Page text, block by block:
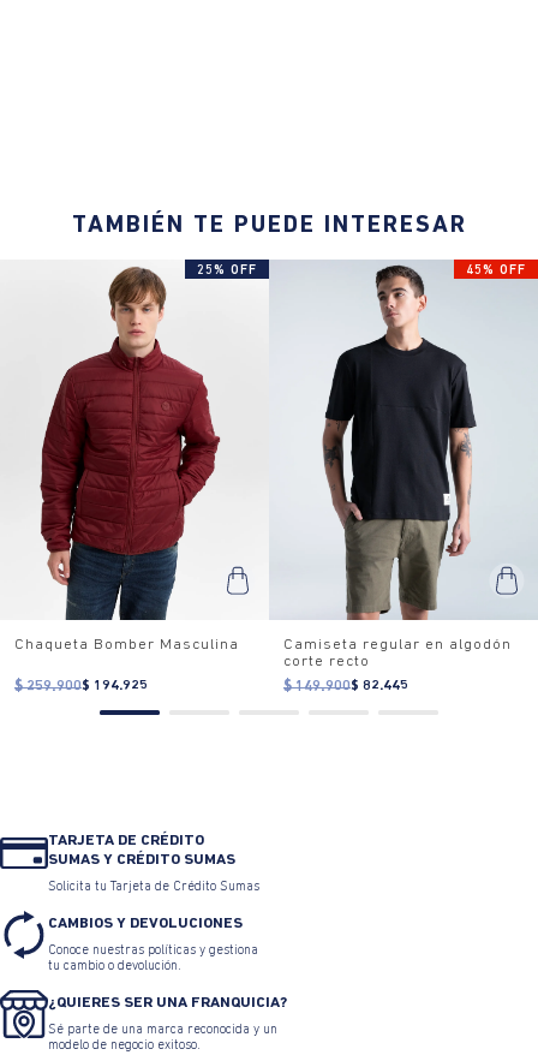
TAMBIÉN TE PUEDE INTERESAR
25% OFF
Chaqueta Bomber Masculina
$ 259.900$ 194.925
45% OFF
Camiseta regular en algodón
corte recto
$ 149.900$ 82.445
TARJETA DE CRÉDITO
SUMAS Y CRÉDITO SUMAS
Solicita tu Tarjeta de Crédito Sumas
CAMBIOS Y DEVOLUCIONES
Conoce nuestras políticas y gestiona
tu cambio o devolución.
¿QUIERES SER UNA FRANQUICIA?
Sé parte de una marca reconocida y un
modelo de negocio exitoso.